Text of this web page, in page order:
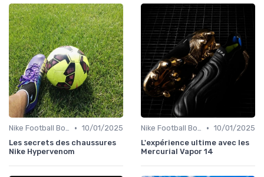
Nike Football Boots • 10/01/2025
Les secrets des chaussures
Nike Hypervenom
Nike Football Boots • 10/01/2025
L'expérience ultime avec les
Mercurial Vapor 14